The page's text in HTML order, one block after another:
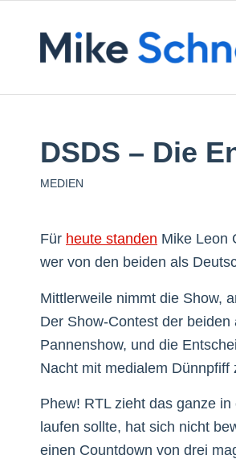
DSDS – Die
MEDIEN
Für heute standen Mike Leon
wer von den beiden als
Mittlerweile nimmt die Show,
Der Show-Contest der
Pannenshow, und die
Nacht mit medialem Dünnpfiff
Phew! RTL zieht das ganze
laufen sollte, hat sich nicht
einen Countdown von drei